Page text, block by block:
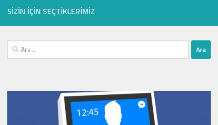
SIZIN IÇIN SEÇTIKLERIMIZ
Arama: